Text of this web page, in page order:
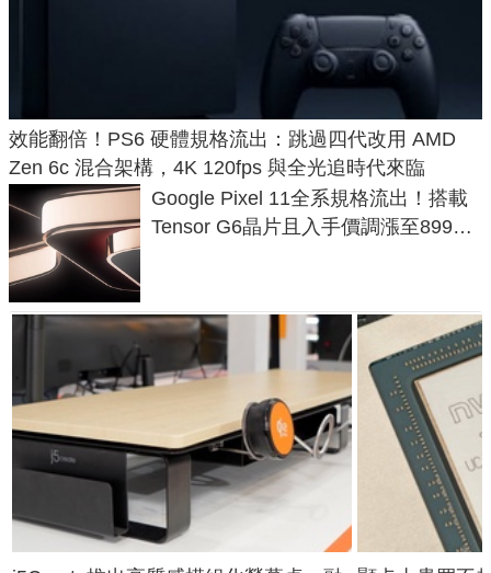
效能翻倍！PS6 硬體規格流出：跳過四代改用 AMD
Zen 6c 混合架構，4K 120fps 與全光追時代來臨
Google Pixel 11全系規格流出！搭載
Tensor G6晶片且入手價調漲至899美